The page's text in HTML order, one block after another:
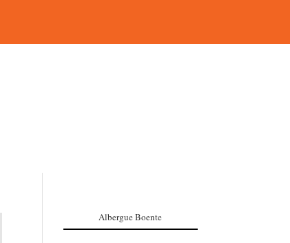
Albergue Boente